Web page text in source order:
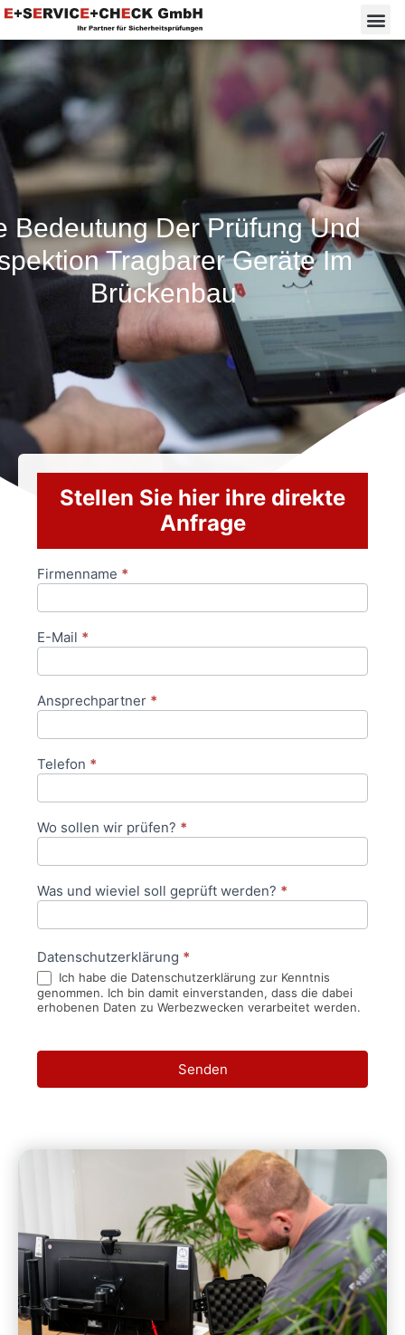
Bedeutung Der Prüfung Und
Tragbarer Geräte Im
Brückenbau
Stellen Sie hier ihre direkte
Anfrage
Anfrageformular
Firmenname *
E-Mail *
Ansprechpartner *
Telefon *
Wo sollen wir prüfen? *
Was und wieviel soll geprüft werden? *
Datenschutzerklärung *
Ich habe die Datenschutzerklärung zur Kenntnis
genommen. Ich bin damit einverstanden, dass die dabei
erhobenen Daten zu Werbezwecken verarbeitet werden.
Senden